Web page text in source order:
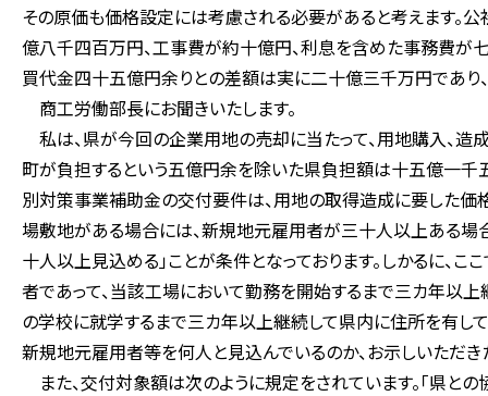
その原価も価格設定には考慮される必要があると考えます。
億八千四百万円、工事費が約十億円、利息を含めた事務費が
買代金四十五億円余りとの差額は実に二十億三千万円であり
商工労働部長にお聞きいたします。
私は、県が今回の企業用地の売却に当たって、用地購入、
町が負担するという五億円余を除いた県負担額は十五億一千
別対策事業補助金の交付要件は、用地の取得造成に要した価
場敷地がある場合には、新規地元雇用者が三十人以上ある
十人以上見込める」ことが条件となっております。しかるに、
者であって、当該工場において勤務を開始するまで三カ年以
の学校に就学するまで三カ年以上継続して県内に住所を有して
新規地元雇用者等を何人と見込んでいるのか、お示しいただき
また、交付対象額は次のように規定をされています。「県